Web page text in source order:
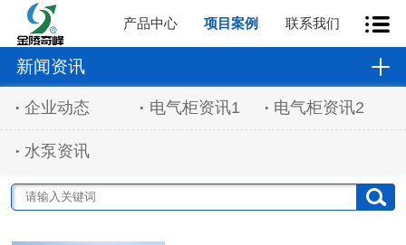
产品中心 项目案例 联系我们
新闻资讯
企业动态 电气柜资讯1 电气柜资讯2
水泵资讯